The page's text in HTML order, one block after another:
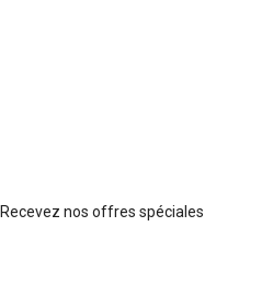
Recevez nos offres spéciales